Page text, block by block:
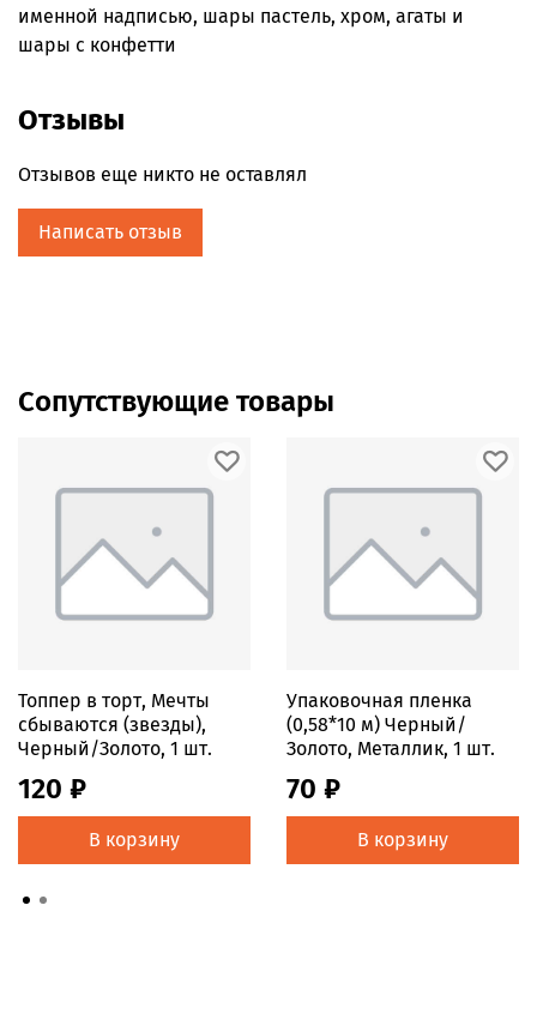
именной надписью, шары пастель, хром, агаты и
шары с конфетти
Отзывы
Отзывов еще никто не оставлял
Написать отзыв
Сопутствующие товары
Топпер в торт, Мечты
сбываются (звезды),
Черный/Золото, 1 шт.
120 ₽
В корзину
Упаковочная пленка
(0,58*10 м) Черный/
Золото, Металлик, 1 шт.
70 ₽
В корзину